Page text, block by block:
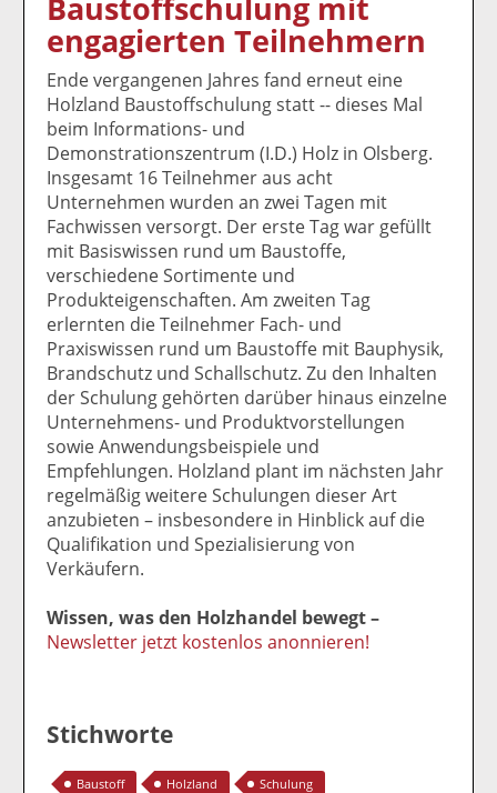
k
el
a
uf
F
e
o
o
k
il
e
n
k
el
t
wi
tt
n
el
a
uf
Li
k
di
n
el
p
E
ai
er
n
n
engagierten Teilnehmern
Ende vergangenen Jahres fand erneut eine
Holzland Baustoffschulung statt -- dieses Mal
beim Informations- und
Demonstrationszentrum (I.D.) Holz in Olsberg.
Insgesamt 16 Teilnehmer aus acht
Unternehmen wurden an zwei Tagen mit
Fachwissen versorgt. Der erste Tag war gefüllt
mit Basiswissen rund um Baustoffe,
verschiedene Sortimente und
Produkteigenschaften. Am zweiten Tag
erlernten die Teilnehmer Fach- und
Praxiswissen rund um Baustoffe mit Bauphysik,
Brandschutz und Schallschutz. Zu den Inhalten
der Schulung gehörten darüber hinaus einzelne
Unternehmens- und Produktvorstellungen
sowie Anwendungsbeispiele und
Empfehlungen. Holzland plant im nächsten Jahr
regelmäßig weitere Schulungen dieser Art
anzubieten – insbesondere in Hinblick auf die
Qualifikation und Spezialisierung von
Verkäufern.
Wissen, was den Holzhandel bewegt –
Newsletter jetzt kostenlos anonnieren!
Stichworte
Baustoff Holzland Schulung